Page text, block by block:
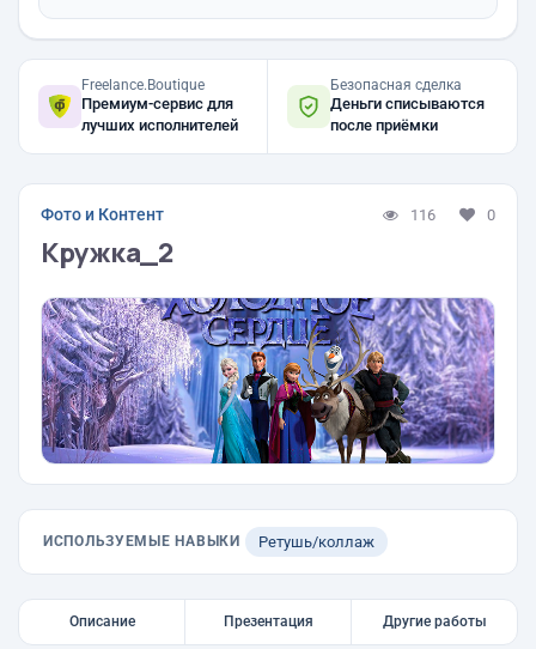
Freelance.Boutique
Премиум-сервис для
лучших исполнителей
Безопасная сделка
Деньги списываются
после приёмки
Фото и Контент 116 0
Кружка_2
ИСПОЛЬЗУЕМЫЕ НАВЫКИ Ретушь/коллаж
Описание Презентация Другие работы